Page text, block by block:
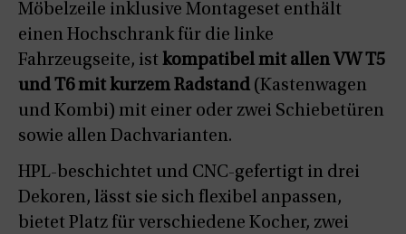
Möbelzeile inklusive Montageset enthält
einen Hochschrank für die linke
Fahrzeugseite, ist kompatibel mit allen VW T5
und T6 mit kurzem Radstand (Kastenwagen
und Kombi) mit einer oder zwei Schiebetüren
sowie allen Dachvarianten.
HPL-beschichtet und CNC-gefertigt in drei
Dekoren, lässt sie sich flexibel anpassen,
bietet Platz für verschiedene Kocher, zwei